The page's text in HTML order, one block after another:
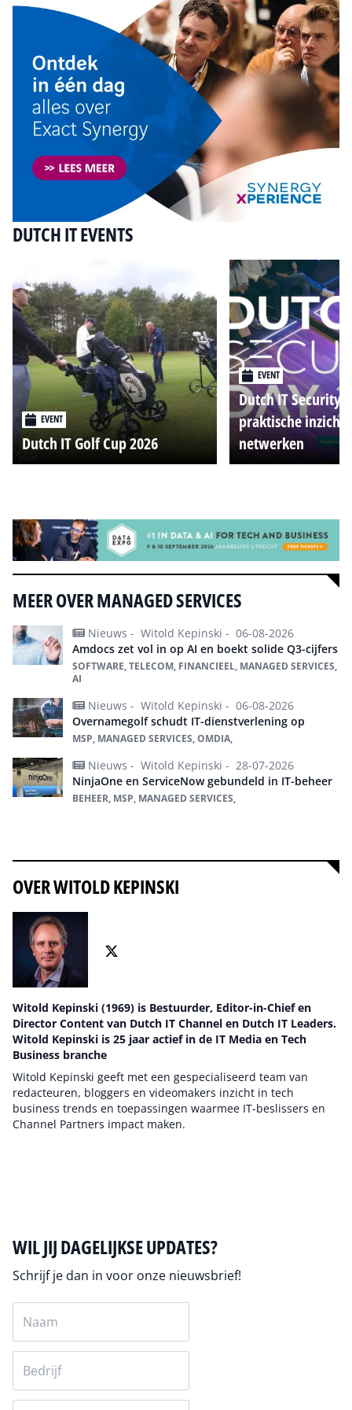
DUTCH IT EVENTS
EVENT
Dutch IT Golf Cup 2026
EVENT
Dutch IT Security
praktische
netwerken
MEER OVER MANAGED SERVICES
Nieuws - Witold Kepinski - 06-08-2026
Amdocs zet vol in op AI en boekt solide Q3-cijfers
SOFTWARE, TELECOM, FINANCIEEL, MANAGED SERVICES,
AI
Nieuws - Witold Kepinski - 06-08-2026
Overnamegolf schudt IT-dienstverlening op
MSP, MANAGED SERVICES, OMDIA,
Nieuws - Witold Kepinski - 28-07-2026
NinjaOne en ServiceNow gebundeld in IT-beheer
BEHEER, MSP, MANAGED SERVICES,
OVER WITOLD KEPINSKI
Witold Kepinski (1969) is Bestuurder, Editor-in-Chief en
Director Content van Dutch IT Channel en Dutch IT Leaders.
Witold Kepinski is 25 jaar actief in de IT Media en Tech
Business branche
Witold Kepinski geeft met een gespecialiseerd team van
redacteuren, bloggers en videomakers inzicht in tech
business trends en toepassingen waarmee IT-beslissers en
Channel Partners impact maken.
WIL JIJ DAGELIJKSE UPDATES?
Schrijf je dan in voor onze nieuwsbrief!